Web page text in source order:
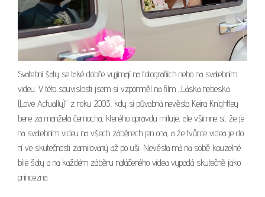
Svatební šaty se také dobře vyjímají na fotografiích nebo na svatebním
videu. V této souvislosti jsem si vzpomněl na film „Láska nebeská
(Love Actually)“ z roku 2003, kdy si půvabná nevěsta Keira Knightley
bere za manžela černocha, kterého opravdu miluje, ale všimne si, že je
na svatebním videu na všech záběrech jen ona, a že tvůrce videa je do
ní ve skutečnosti zamilovaný až po uši. Nevěsta má na sobě kouzelné
bílé šaty a na každém záběru natáčeného videa vypadá skutečně jako
princezna.